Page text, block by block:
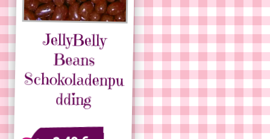
JellyBelly
Beans
Schokoladenpu
dding